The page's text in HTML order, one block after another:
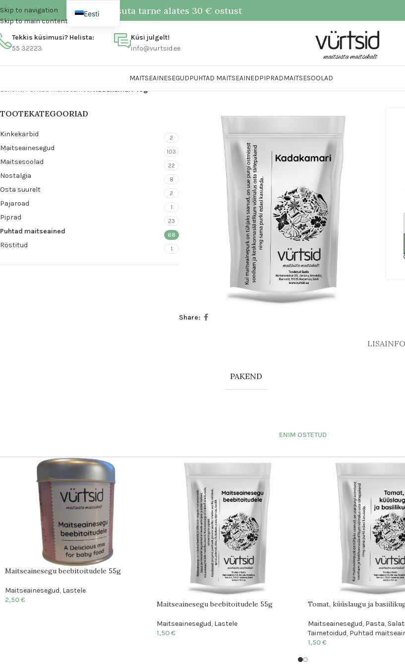
Skip to navigation
Skip to main content
Tasuta tarne alates 30 € ostust
Tekkis küsimusi? Helista:
55 32223
Küsi julgelt!
info@vurtsid.ee
MAITSEAINESEGUDPUHTAD MAITSEAINEDPIPRADMAITSESOOLAD
Esileht/ Puhtad maitseained/ Kadakamari 40g
TOOTEKATEGOORIAD
Kinkekarbid 2
Maitseainesegud 103
Maitsesoolad 22
Nostalgia 8
Osta suurelt 2
Pajaroad 1
Piprad 23
Puhtad maitseained 68
Röstitud 1
Share:
LISAINFO
PAKEND
ENIM OSTETUD
Maitseainesegu beebitoitudele 55g
Maitseainesegud, Lastele
2,50€ Maitseainesegu beebitoitudele 55g
Maitseainesegud, Lastele
1,50€
Tomat, küüslaugu ja
Maitseainesegud, Pasta,
Taimetoidud, Puhtad
1,50€
Eesti